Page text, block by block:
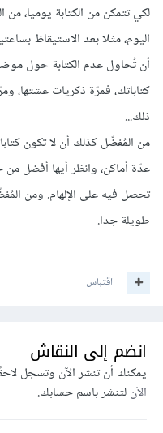
لكي تتمكن من الكتابة يوميا،
اليوم، مثلا بعد الاستيقاظ
أن تُحاول عدم الكتابة حول
كتاباتك، فمرّة ذكريات عشتها،
ذلك...
من المُفضّل كذلك أن لا تكون
عدّة أماكن، وانظر أيها أفضل من
تحصل فيه على الإلهام. ومن
طويلة جدا.
اقتباس
انضم إلى النقاش
يمكنك أن تنشر الآن وتسجل
الآنلتنشر باسم حسابك.